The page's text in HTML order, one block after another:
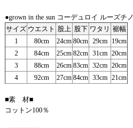
●grown in the sun コーデュロイ ルーズチノ
サイズ ウエスト 股上 股下 ワタリ 裾幅
1
80cm 24cm 80cm 29cm
19cm
2
84cm 25cm 82cm 31cm
20cm
3
88cm 26cm 83cm 32cm
20cm
4
92cm 27cm 84cm 33cm 21cm
■素 材■
コットン100％